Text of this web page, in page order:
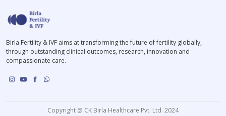
Birla Fertility & IVF aims at transforming the future of fertility globally,
through outstanding clinical outcomes, research, innovation and
compassionate care.
Copyright @ CK Birla Healthcare Pvt. Ltd. 2024